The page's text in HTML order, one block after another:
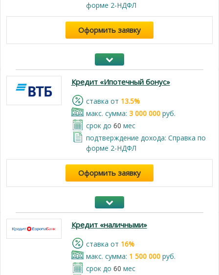
форме 2-НДФЛ
Оформить заявку
Кредит «Ипотечный бонус»
cтавка от 13.5%
макс. сумма: 3 000 000руб.
срок до 60 мес
подтверждение дохода: Справка по
форме 2-НДФЛ
Оформить заявку
Кредит «наличными»
cтавка от 16%
макс. сумма: 1 500 000руб.
срок до 60 мес